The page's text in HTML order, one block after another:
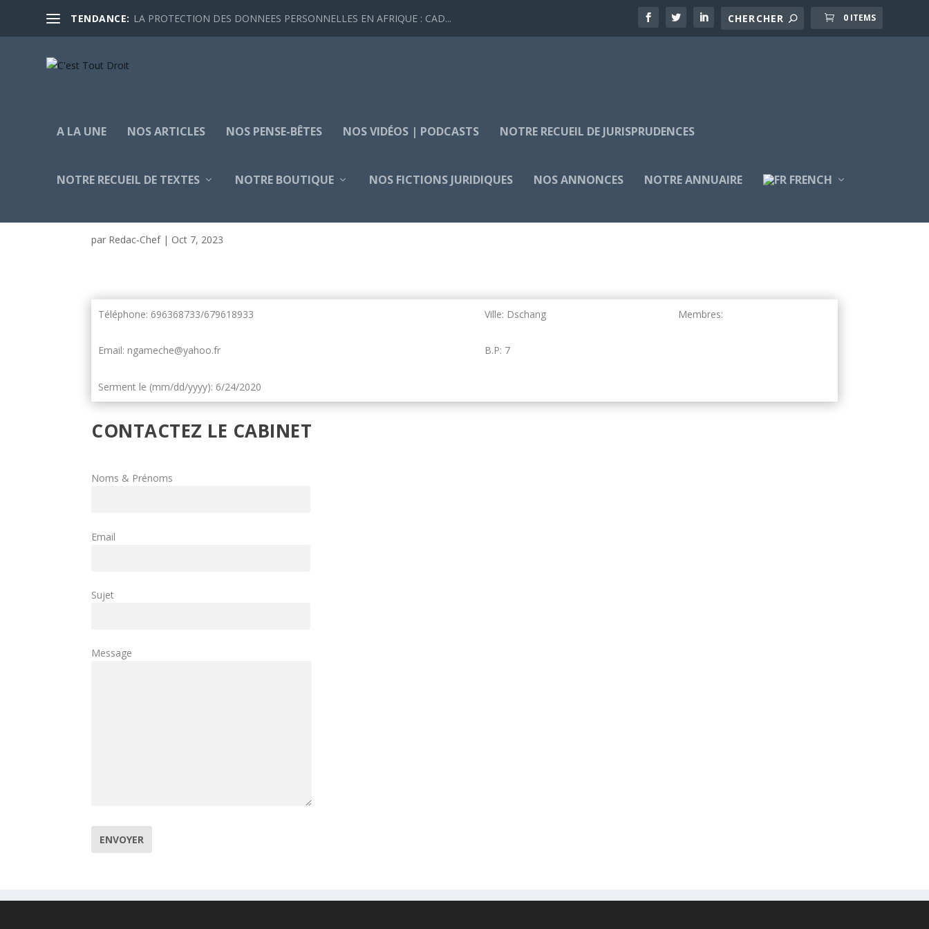
TENDANCE: LA PROTECTION DES DONNEES PERSONNELLES EN AFRIQUE : CAD... 0 ITEMS
A LA UNE NOS ARTICLES NOS PENSE-BÊTES NOS VIDÉOS | PODCASTS NOTRE RECUEIL DE JURISPRUDENCES
NOTRE RECUEIL DE TEXTES NOTRE BOUTIQUE NOS FICTIONS JURIDIQUES NOS ANNONCES NOTRE ANNUAIRE FRENCH
par Redac-Chef| Oct 7, 2023
Téléphone: 696368733/679618933
Email: ngameche@yahoo.fr
Serment le (mm/dd/yyyy): 6/24/2020
Ville: Dschang
B.P: 7
Membres:
CONTACTEZ LE CABINET
Noms & Prénoms
Email
Sujet
Message